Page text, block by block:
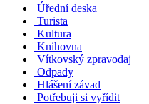
Úřední deska
Turista
Kultura
Knihovna
Vítkovský zpravodaj
Odpady
Hlášení závad
Potřebuji si vyřídit